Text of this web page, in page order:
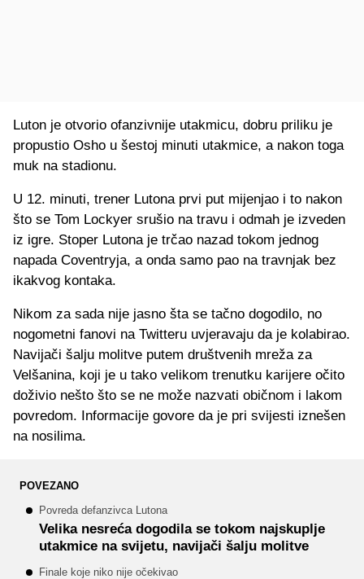
Luton je otvorio ofanzivnije utakmicu, dobru priliku je
propustio Osho u šestoj minuti utakmice, a nakon toga
muk na stadionu.
U 12. minuti, trener Lutona prvi put mijenjao i to nakon
što se Tom Lockyer srušio na travu i odmah je izveden
iz igre. Stoper Lutona je trčao nazad tokom jednog
napada Coventryja, a onda samo pao na travnjak bez
ikakvog kontaka.
Nikom za sada nije jasno šta se tačno dogodilo, no
nogometni fanovi na Twitteru uvjeravaju da je kolabirao.
Navijači šalju molitve putem društvenih mreža za
Velšanina, koji je u tako velikom trenutku karijere očito
doživio nešto što se ne može nazvati običnom i lakom
povredom. Informacije govore da je pri svijesti iznešen
na nosilima.
POVEZANO
Povreda defanzivca Lutona
Velika nesreća dogodila se tokom najskuplje
utakmice na svijetu, navijači šalju molitve
Finale koje niko nije očekivao